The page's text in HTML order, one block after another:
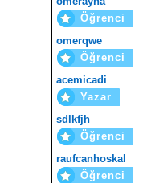
Öğrenci
omerqwe
Öğrenci
acemicadi
Yazar
sdlkfjh
Öğrenci
raufcanhoskal
Öğrenci